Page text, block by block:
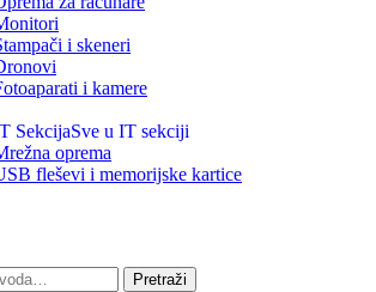
i skeneri
i kamere
SekcijaSve u IT sekciji
oprema
fleševi i memorijske kartice
Pretraži